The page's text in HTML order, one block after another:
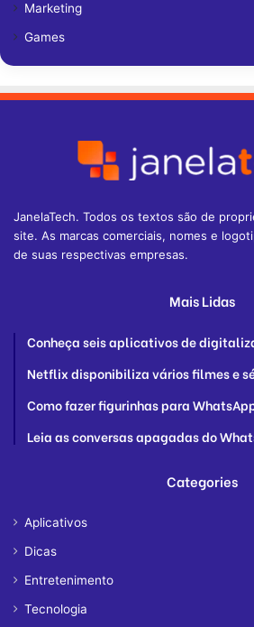
Marketing
Games
JanelaTech. Todos os textos são de
site. As marcas comerciais, nomes e
de suas respectivas empresas.
Mais Lidas
Conheça seis aplicativos de
Netflix disponibiliza vários filmes e
Como fazer figurinhas para
Leia as conversas apagadas do
Categories
Aplicativos
Dicas
Entretenimento
Tecnologia